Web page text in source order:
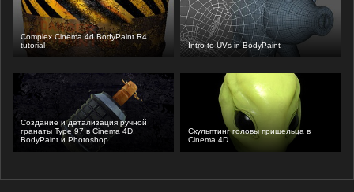
Complex Cinema 4d BodyPaint R4
tutorial
Intro to UVs in BodyPaint
Создание и детализация ручной
гранаты Type 97 в Cinema 4D,
BodyPaint и Photoshop
Скульптинг головы пришельца в
Cinema 4D